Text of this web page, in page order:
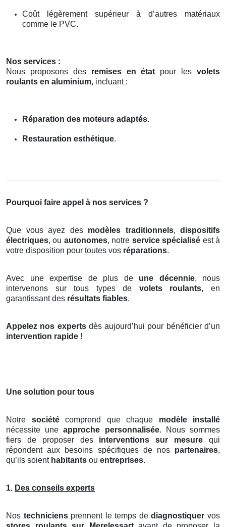
Coût légèrement supérieur à d’autres matériaux
comme le PVC.
Nos services :
Nous proposons des remises en état pour les volets
roulants en aluminium, incluant :
Réparation des moteurs adaptés.
Restauration esthétique.
Pourquoi faire appel à nos services ?
Que vous ayez des modèles traditionnels, dispositifs
électriques, ou autonomes, notre service spécialisé est à
votre disposition pour toutes vos réparations.
Avec une expertise de plus de une décennie, nous
intervenons sur tous types de volets roulants, en
garantissant des résultats fiables.
Appelez nos expertsdès aujourd’hui pour bénéficier d’un
intervention rapide !
Une solution pour tous
Notre sociétécomprend que chaque modèle installé
nécessite uneapproche personnalisée. Nous sommes
fiers de proposer des interventions sur mesure qui
répondent aux besoins spécifiques de nos partenaires,
qu’ils soient habitants ou entreprises.
1. Des conseils experts
Nos techniciensprennent le temps dediagnostiquer vos